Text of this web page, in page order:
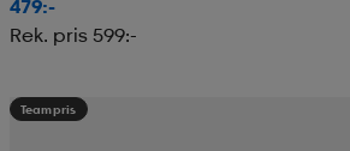
479:-
Rek. pris 599:-
Teampris